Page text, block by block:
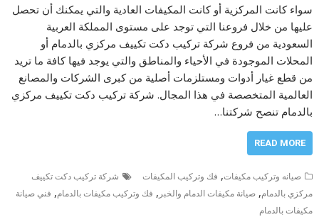
سواء كانت المركزية أو كانت المكيفات العادية والتي يمكنك أن تحصل
عليها من خلال فروعنا التي توجد على مستوى المملكة العربية
السعودية من فروع شركة تركيب دكت تكييف مركزي بالدمام أو
المحلات الموجودة في الأحياء والمناطق والتي يوجد فيها كافة ما تريد
من قطع غيار أدوات ومستلزمات أصلية من كبرى الشركات والمصانع
العالمية المتخصصة في هذا المجال. شركة تركيب دكت تكييف مركزي
بالدمام تنصح شركتنا…
READ MORE
صيانه وتركيب مكيفات, فك وتركيب المكيفات
شركة تركيب دكت تكييف
مركزي بالدمام,صيانة مكيفات الدمام والخبر , فك وتركيب مكيفات بالدمام, فني صيانة
مكيفات بالدمام